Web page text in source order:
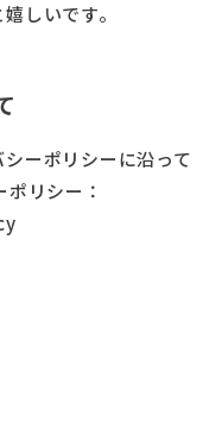
しいです。
ーポリシーに沿って
リシー：